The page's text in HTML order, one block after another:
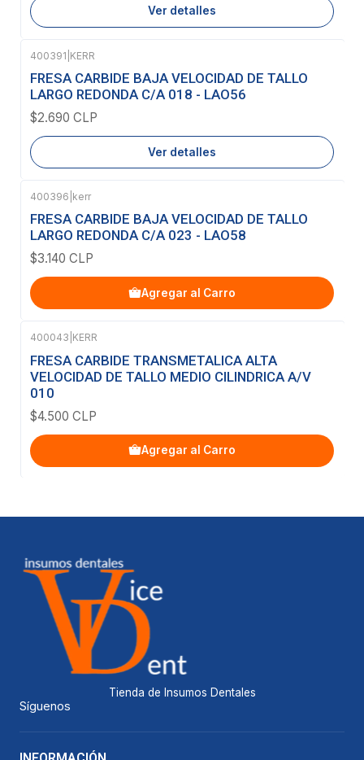
Ver detalles
Agotado
400391 KERR
FRESA CARBIDE BAJA VELOCIDAD DE TALLO
LARGO REDONDA C/A 018 - LAO56
$2.690 CLP
Ver detalles
400396 kerr
FRESA CARBIDE BAJA VELOCIDAD DE TALLO
LARGO REDONDA C/A 023 - LAO58
$3.140 CLP
Agregar al Carro
400043 KERR
FRESA CARBIDE TRANSMETALICA ALTA
VELOCIDAD DE TALLO MEDIO CILINDRICA A/V
010
$4.500 CLP
Agregar al Carro
Tienda de Insumos Dentales
Síguenos